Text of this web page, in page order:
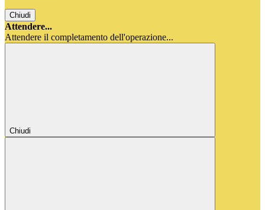
Chiudi
Attendere...
Attendere il completamento dell'operazione...
Chiudi